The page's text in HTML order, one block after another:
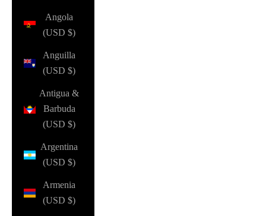
Angola
(USD $)
Anguilla
(USD $)
Antigua &
Barbuda
(USD $)
Argentina
(USD $)
Armenia
(USD $)